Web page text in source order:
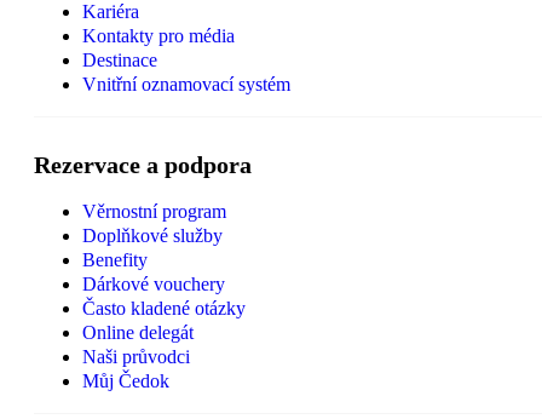
Kariéra
Kontakty pro média
Destinace
Vnitřní oznamovací systém
Rezervace a podpora
Věrnostní program
Doplňkové služby
Benefity
Dárkové vouchery
Často kladené otázky
Online delegát
Naši průvodci
Můj Čedok